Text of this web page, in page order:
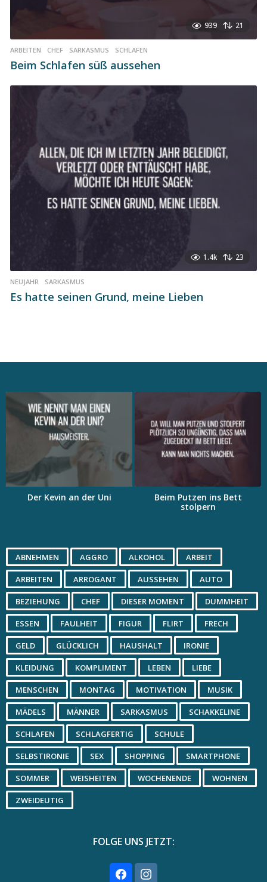
939 21
ARBEITEN ,CHEF ,SARKASMUS ,SCHLAFEN
Beim Schlafen süß aussehen
1.4k 23
NEUJAHR ,SARKASMUS
Es hatte seinen Grund, meine Lieben
Der Kevin an der Uni
Beim Putzen ins Bett
stolpern
ABNEHMEN AGGRO ALKOHOL ARBEIT
ARBEITEN ARROGANT AUSSEHEN AUTO
BEZIEHUNG CHEF DIESER MOMENT DUMMHEIT
ESSEN FAULHEIT FIGUR FLIRT FRECH
GELD GLÜCKLICH HAUSHALT IRONIE
KLEIDUNG KOMPLIMENT LEBEN LIEBE
MENSCHEN MONTAG MOTIVATION MUSIK
MÄDELS MÄNNER SARKASMUS SCHAKKELINE
SCHLAFEN SCHLAGFERTIG SCHULE
SELBSTIRONIE SEX SHOPPING SMARTPHONE
SOMMER WEISHEITEN WOCHENENDE WOHNEN
ZWEIDEUTIG
FOLGE UNS JETZT: